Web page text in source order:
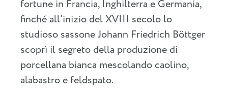
fortune in Francia, Inghilterra e Germania,
finché all’inizio del XVIII secolo lo
studioso sassone Johann Friedrich Böttger
scoprì il segreto della produzione di
porcellana bianca mescolando caolino,
alabastro e feldspato.